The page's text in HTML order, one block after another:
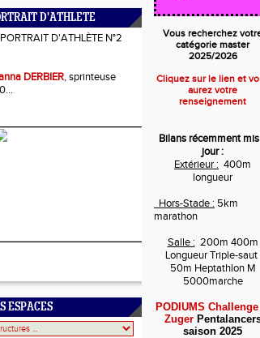
D'ATHLETE
D'ATHLÈTE N°2
DERBIER, sprinteuse
ESPACES
Vous recherchez
catégorie master
2025/2026
Cliquez sur le lien et
aurez votre
renseignement
Bilans récemment
jour :
Extérieur : 400m
longueur
Hors-Stade : 5km
marathon
Salle : 200m 400m
Longueur Triple-saut
50m Heptathlon M
5000marche
PODIUMS Challenge
Zuger
saison 2025